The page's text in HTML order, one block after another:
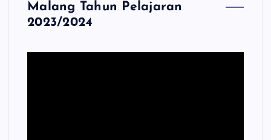
Malang Tahun Pelajaran
2023/2024